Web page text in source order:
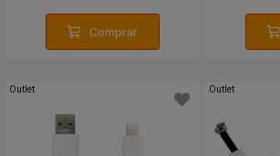
Comprar
Outlet Outlet